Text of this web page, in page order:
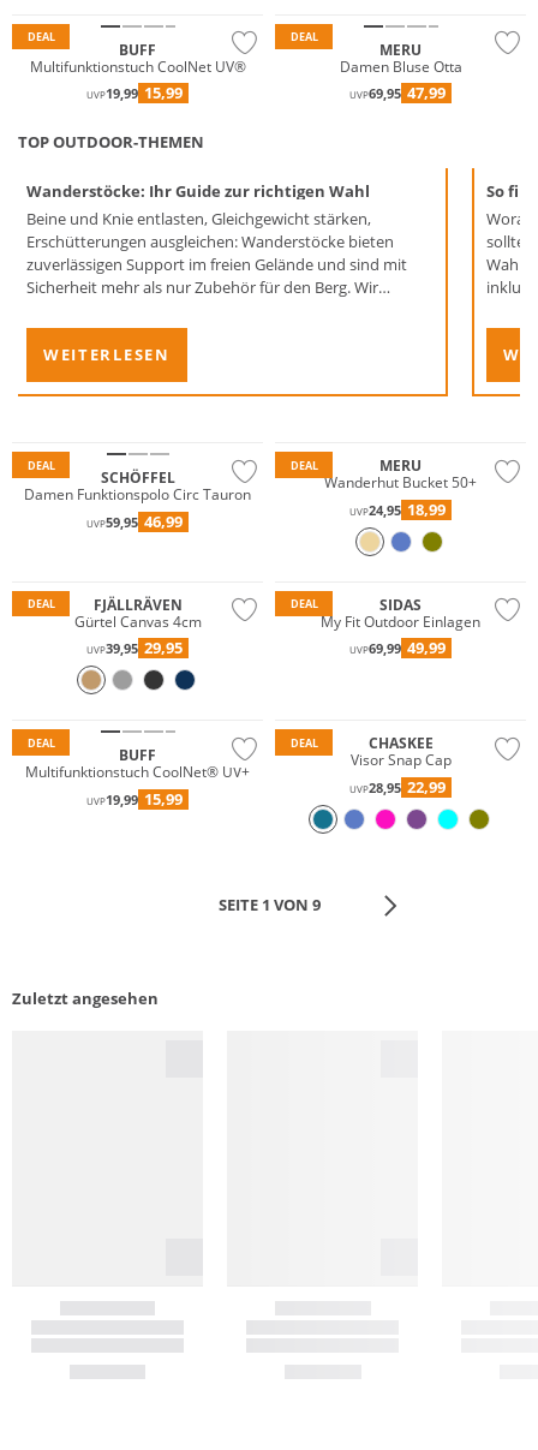
DEAL
BUFF
Multifunktionstuch CoolNet UV®
UVP19,99 15,99
DEAL
MERU
Damen Bluse Otta
UVP69,95 47,99
TOP OUTDOOR-THEMEN
Wanderstöcke: Ihr Guide zur richtigen Wahl
Beine und Knie entlasten, Gleichgewicht stärken,
Erschütterungen ausgleichen: Wanderstöcke bieten
zuverlässigen Support im freien Gelände und sind mit
Sicherheit mehr als nur Zubehör für den Berg. Wir
nächste Wanderung finden.
WEITERLESEN
So
Wahl
DEAL
SCHÖFFEL
Damen Funktionspolo Circ Tauron
UVP59,95 46,99
DEAL
MERU
Wanderhut Bucket 50+
UVP24,95 18,99
DEAL
FJÄLLRÄVEN
Gürtel Canvas 4cm
UVP39,95 29,95
DEAL
SIDAS
My Fit Outdoor Einlagen
UVP69,99 49,99
DEAL
BUFF
Multifunktionstuch CoolNet® UV+
UVP19,99 15,99
DEAL
CHASKEE
Visor Snap Cap
UVP28,95 22,99
SEITE 1 VON 9
Zuletzt angesehen